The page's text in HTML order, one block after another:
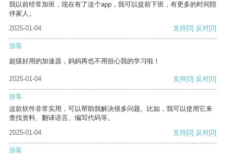
我以前经常加班，现在有了这个app，我可以提前下班，有更多的时间陪
伴家人。
2025-01-04
支持[0] 反对[0]
游客
超级好用的加速器，妈妈再也不用担心我的学习啦！
2025-01-04 支持[0] 反对[0]
游客
这款软件非常实用，可以帮助我解决很多问题。比如，我可以使用它来
查找资料、翻译语言、编写代码等。
2025-01-04
支持[0] 反对[0]
游客